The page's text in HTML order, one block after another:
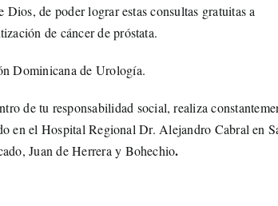
de poder lograr estas consultas gratuitas a
de cáncer de próstata.
Dominicana de Urología.
de tu responsabilidad social, realiza
en el Hospital Regional Dr. Alejandro Cabral en
Juan de Herrera y Bohechio.